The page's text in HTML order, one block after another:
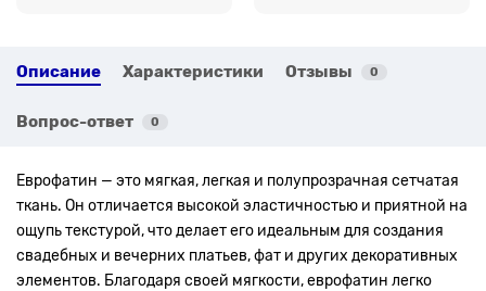
Описание Характеристики Отзывы 0
Вопрос-ответ 0
Еврофатин — это мягкая, легкая и полупрозрачная сетчатая
ткань. Он отличается высокой эластичностью и приятной на
ощупь текстурой, что делает его идеальным для создания
свадебных и вечерних платьев, фат и других декоративных
элементов. Благодаря своей мягкости, еврофатин легко